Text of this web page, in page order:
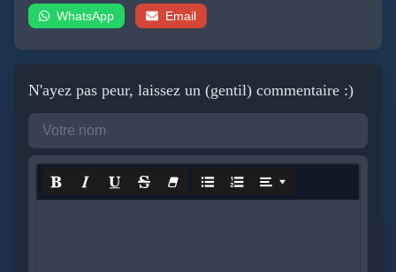
WhatsApp Email
N'ayez pas peur, laissez un (gentil) commentaire :)